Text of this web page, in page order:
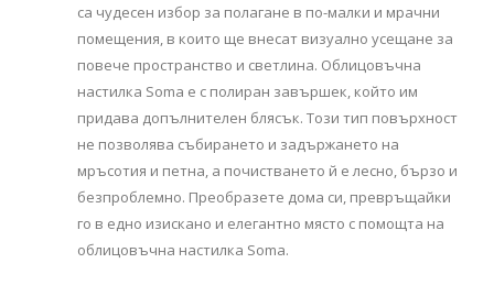
са чудесен избор за полагане в по-малки и мрачни
помещения, в които ще внесат визуално усещане за
повече пространство и светлина. Облицовъчна
настилка Soma е с полиран завършек, който им
придава допълнителен блясък. Този тип повърхност
не позволява събирането и задържането на
мръсотия и петна, а почистването й е лесно, бързо и
безпроблемно. Преобразете дома си, превръщайки
го в едно изискано и елегантно място с помощта на
облицовъчна настилка Soma.